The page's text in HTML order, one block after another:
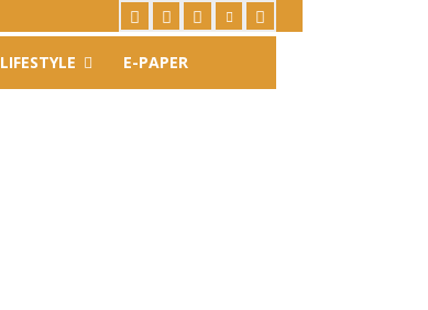
LIFESTYLE E-PAPER